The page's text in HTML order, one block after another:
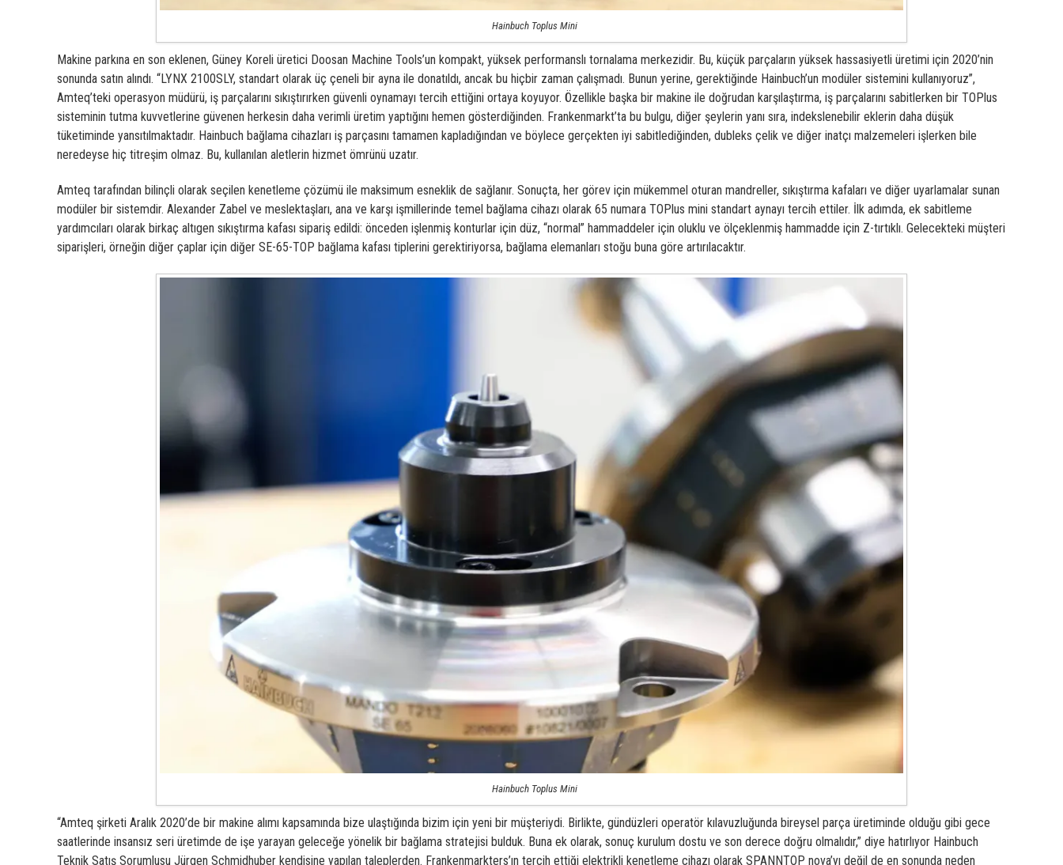
Hainbuch Toplus Mini
Makine parkına en son eklenen, Güney Koreli üretici Doosan Machine Tools’un kompakt, yüksek performanslı tornalama merkezidir. Bu, küçük parçaların yüksek hassasiyetli üretimi için 2020’nin
sonunda satın alındı. “LYNX 2100SLY, standart olarak üç çeneli bir ayna ile donatıldı, ancak bu hiçbir zaman çalışmadı. Bunun yerine, gerektiğinde Hainbuch’un modüler sistemini kullanıyoruz”,
Amteq’teki operasyon müdürü, iş parçalarını sıkıştırırken güvenli oynamayı tercih ettiğini ortaya koyuyor. Özellikle başka bir makine ile doğrudan karşılaştırma, iş parçalarını sabitlerken bir TOPlus
sisteminin tutma kuvvetlerine güvenen herkesin daha verimli üretim yaptığını hemen gösterdiğinden. Frankenmarkt’ta bu bulgu, diğer şeylerin yanı sıra, indekslenebilir eklerin daha düşük
tüketiminde yansıtılmaktadır. Hainbuch bağlama cihazları iş parçasını tamamen kapladığından ve böylece gerçekten iyi sabitlediğinden, dubleks çelik ve diğer inatçı malzemeleri işlerken bile
neredeyse hiç titreşim olmaz. Bu, kullanılan aletlerin hizmet ömrünü uzatır.
Amteq tarafından bilinçli olarak seçilen kenetleme çözümü ile maksimum esneklik de sağlanır. Sonuçta, her görev için mükemmel oturan mandreller, sıkıştırma kafaları ve diğer uyarlamalar sunan
modüler bir sistemdir. Alexander Zabel ve meslektaşları, ana ve karşı işmillerinde temel bağlama cihazı olarak 65 numara TOPlus mini standart aynayı tercih ettiler. İlk adımda, ek sabitleme
yardımcıları olarak birkaç altıgen sıkıştırma kafası sipariş edildi: önceden işlenmiş konturlar için düz, “normal” hammaddeler için oluklu ve ölçeklenmiş hammadde için Z-tırtıklı. Gelecekteki müşteri
siparişleri, örneğin diğer çaplar için diğer SE-65-TOP bağlama kafası tiplerini gerektiriyorsa, bağlama elemanları stoğu buna göre artırılacaktır.
Hainbuch Toplus Mini
“Amteq şirketi Aralık 2020’de bir makine alımı kapsamında bize ulaştığında bizim için yeni bir müşteriydi. Birlikte, gündüzleri operatör kılavuzluğunda bireysel parça üretiminde olduğu gibi gece
saatlerinde insansız seri üretimde de işe yarayan geleceğe yönelik bir bağlama stratejisi bulduk. Buna ek olarak, sonuç kurulum dostu ve son derece doğru olmalıdır,” diye hatırlıyor Hainbuch
Teknik Satış Sorumlusu Jürgen Schmidhuber kendisine yapılan taleplerden. Frankenmarkters’ın tercih ettiği elektrikli kenetleme cihazı olarak SPANNTOP nova’yı değil de en sonunda neden